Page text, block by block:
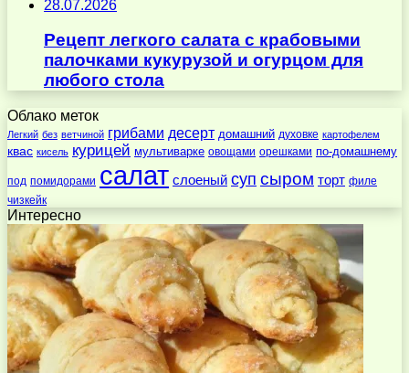
28.07.2026
Рецепт легкого салата с крабовыми
палочками кукурузой и огурцом для
любого стола
Облако меток
Легкий без ветчиной грибами десерт домашний духовке картофелем
квас кисель курицей мультиварке овощами орешками по-домашнему
под помидорами салат слоеный суп сыром торт филе
чизкейк
Интересно